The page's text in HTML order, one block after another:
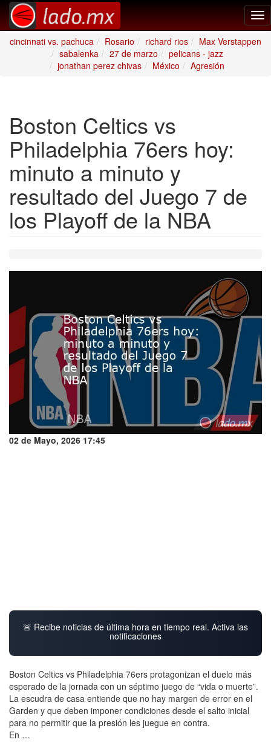
cincinnati vs. pachuca
Rosario richard rios
Max Verstappen
sabalenka
27 de marzo
pelicans - jazz
jonathan perez chivas
México Agresión
Boston Celtics vs
Philadelphia 76ers hoy:
minuto a minuto y
resultado del Juego 7 de
los Playoff de la NBA
02 de Mayo, 2026 17:45
🚨 Recibe noticias de última hora en tiempo real. Activa las
notificaciones
Boston Celtics vs Philadelphia 76ers protagonizan el duelo más
esperado de la jornada con un séptimo juego de “vida o muerte”.
La escudra de casa entiende que no hay margen de error en el
Garden y que deben imponer condiciones desde el salto inicial
para no permitir que la presión les juegue en contra.
En …